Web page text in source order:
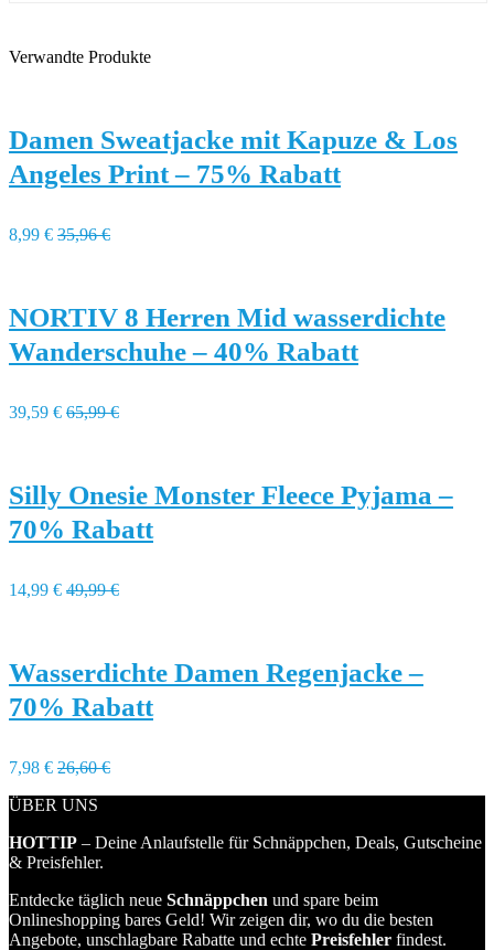
Verwandte Produkte
Damen Sweatjacke mit Kapuze & Los
Angeles Print – 75% Rabatt
8,99 € 35,96 €
NORTIV 8 Herren Mid wasserdichte
Wanderschuhe – 40% Rabatt
39,59 € 65,99 €
Silly Onesie Monster Fleece Pyjama –
70% Rabatt
14,99 € 49,99 €
Wasserdichte Damen Regenjacke –
70% Rabatt
7,98 € 26,60 €
ÜBER UNS
HOTTIP – Deine Anlaufstelle für Schnäppchen, Deals, Gutscheine
& Preisfehler.
Entdecke täglich neue Schnäppchen und spare beim
Onlineshopping bares Geld! Wir zeigen dir, wo du die besten
Angebote, unschlagbare Rabatte und echte Preisfehler findest.